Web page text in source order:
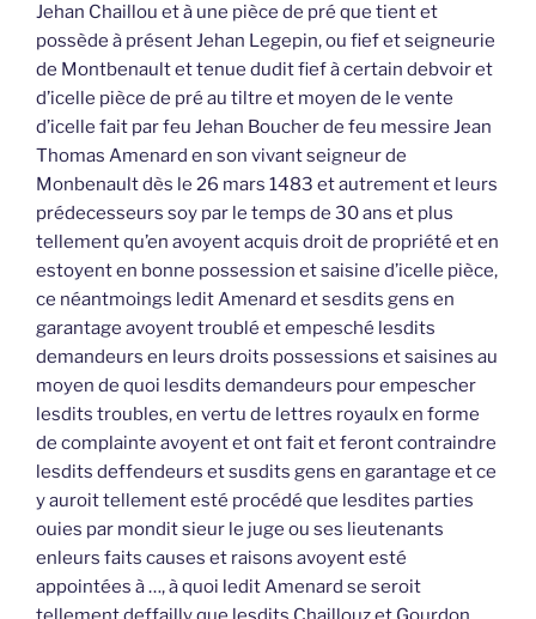
Jehan Chaillou et à une pièce de pré que tient et
possède à présent Jehan Legepin, ou fief et seigneurie
de Montbenault et tenue dudit fief à certain debvoir et
d’icelle pièce de pré au tiltre et moyen de le vente
d’icelle fait par feu Jehan Boucher de feu messire Jean
Thomas Amenard en son vivant seigneur de
Monbenault dès le 26 mars 1483 et autrement et leurs
prédecesseurs soy par le temps de 30 ans et plus
tellement qu’en avoyent acquis droit de propriété et en
estoyent en bonne possession et saisine d’icelle pièce,
ce néantmoings ledit Amenard et sesdits gens en
garantage avoyent troublé et empesché lesdits
demandeurs en leurs droits possessions et saisines au
moyen de quoi lesdits demandeurs pour empescher
lesdits troubles, en vertu de lettres royaulx en forme
de complainte avoyent et ont fait et feront contraindre
lesdits deffendeurs et susdits gens en garantage et ce
y auroit tellement esté procédé que lesdites parties
ouies par mondit sieur le juge ou ses lieutenants
enleurs faits causes et raisons avoyent esté
appointées à …, à quoi ledit Amenard se seroit